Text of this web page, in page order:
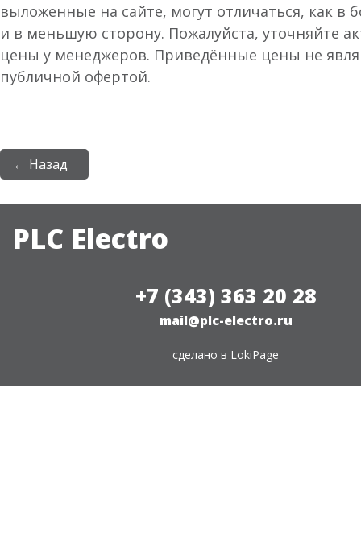
выложенные на сайте, могут отличаться, как в
и в меньшую сторону. Пожалуйста, уточняйте
цены у менеджеров. Приведённые цены не
публичной офертой.
← Назад
PLC Electro
+7 (343) 363 20 28
mail@plc-electro.ru
сделано в LokiPage